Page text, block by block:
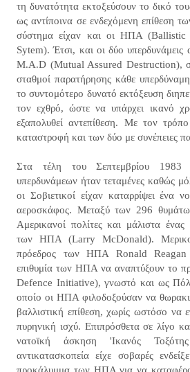
τη δυνατότητα εκτοξεύσουν το δικό
ως αντίποινα σε ενδεχόμενη επίθεση
σύστημα είχαν και οι ΗΠΑ
Sytem). Έτσι, και οι δύο
M.A.D (Mutual Assured Destruction),
σταθμοί παρατήρησης κάθε
το συντομότερο δυνατό εκτόξευση
τον εχθρό, ώστε να υπάρχει ικανό
εξαπολυθεί αντεπίθεση. Με τον
καταστροφή και των δύο με συνέπειες
Στα τέλη του Σεπτεμβρίου 1983
υπερδυνάμεων ήταν τεταμένες καθώς
οι Σοβιετικοί είχαν καταρρίψει ένα
αεροσκάφος. Μεταξύ των 296
Αμερικανοί πολίτες και μάλιστα
των ΗΠΑ (Larry McDonald).
πρόεδρος των ΗΠΑ Ronald Reagan
επιθυμία των ΗΠΑ να αναπτύξουν το
Defence Initiative), γνωστό και ως
οποίο οι ΗΠΑ φιλοδοξούσαν να
βαλλιστική επίθεση, χωρίς ωστόσο να
πυρηνική ισχύ. Επιπρόσθετα σε λίγο
νατοϊκή άσκηση 'Ικανός
αντικατασκοπεία είχε σοβαρές